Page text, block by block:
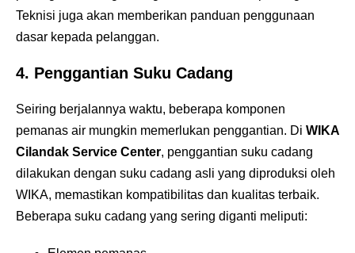
Teknisi juga akan memberikan panduan penggunaan
dasar kepada pelanggan.
4. Penggantian Suku Cadang
Seiring berjalannya waktu, beberapa komponen
pemanas air mungkin memerlukan penggantian. Di WIKA
Cilandak Service Center, penggantian suku cadang
dilakukan dengan suku cadang asli yang diproduksi oleh
WIKA, memastikan kompatibilitas dan kualitas terbaik.
Beberapa suku cadang yang sering diganti meliputi: